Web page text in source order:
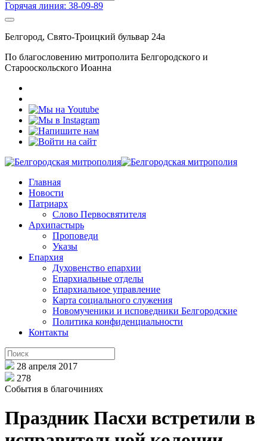
Горячая линия: 38-09-89
Белгород, Свято-Троицкий бульвар 24а
По благословению митрополита Белгородского и
Старооскольского Иоанна
Главная
Новости
Патриарх
Слово Первосвятителя
Архипастырь
Проповеди
Указы
Епархия
Духовенство епархии
Епархиальные отделы
Епархиальное управление
Карта социального служения
Новомученики и исповедники Белгородские
Политика конфиденциальности
Контакты
28 апреля 2017
278
События в благочиниях
Праздник Пасхи встретили в